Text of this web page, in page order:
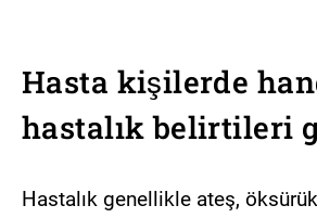
Hasta kişilerde
hastalık belirtileri
Hastalık genellikle ateş,